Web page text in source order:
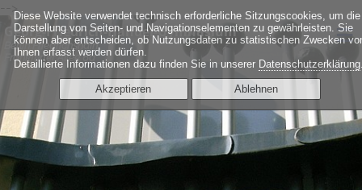
Diese Website verwendet technisch erforderliche Sitzungscookies, um die
Darstellung von Seiten- und Navigationselementen zu gewährleisten. Sie
können aber entscheiden, ob Nutzungsdaten zu statistischen Zwecken
Ihnen erfasst werden dürfen.
Detaillierte Informationen dazu finden Sie in unserer Datenschutzerklärung
Akzeptieren Ablehnen
-->
Georg-Friedrich-Händel-Gymnasium
Berlin Friedrichshain
Frankfurter Allee 6a
≡